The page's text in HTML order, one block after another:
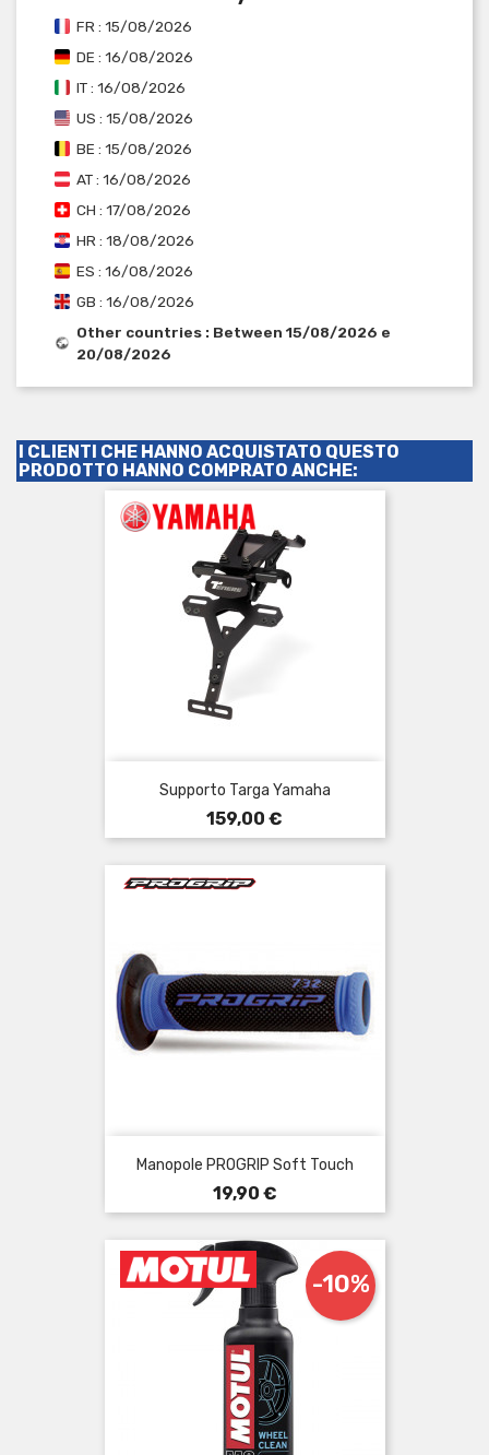
FR : 15/08/2026
DE : 16/08/2026
IT : 16/08/2026
US : 15/08/2026
BE : 15/08/2026
AT : 16/08/2026
CH : 17/08/2026
HR : 18/08/2026
ES : 16/08/2026
GB : 16/08/2026
Other countries : Between 15/08/2026 e
20/08/2026
I CLIENTI CHE HANNO ACQUISTATO QUESTO
PRODOTTO HANNO COMPRATO ANCHE:
Supporto Targa Yamaha
Prezzo
159,00 €
Manopole PROGRIP Soft Touch
Prezzo
19,90 €
-10%